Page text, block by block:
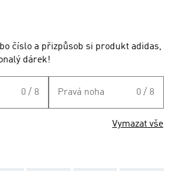
číslo a přizpůsob si produkt adidas,
dárek!
0 / 8 Pravá noha 0 / 8
Vymazat vše